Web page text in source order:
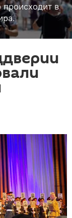
происходит в